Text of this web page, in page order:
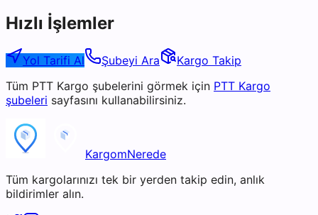
Hızlı İşlemler
Yol Tarifi Al Şubeyi Ara
Kargo Takip
Tüm PTT Kargo şubelerini görmek için PTT Kargo
şubeleri sayfasını kullanabilirsiniz.
KargomNerede
Tüm kargolarınızı tek bir yerden takip edin, anlık
bildirimler alın.